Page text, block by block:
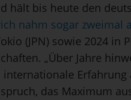
hält bis heute den
nahm sogar zweimal
(JPN) sowie 2024 in
„Über Jahre
Erfahrung
das Maximum